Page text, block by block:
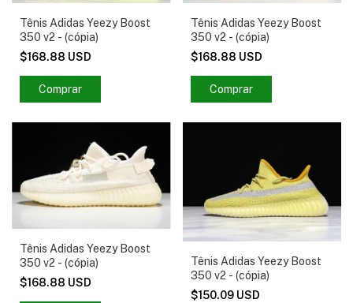
Tênis Adidas Yeezy Boost
350 v2 - (cópia)
$168.88 USD
Comprar
Tênis Adidas Yeezy Boost
350 v2 - (cópia)
$168.88 USD
Comprar
Tênis Adidas Yeezy Boost
350 v2 - (cópia)
$168.88 USD
Tênis Adidas Yeezy Boost
350 v2 - (cópia)
$150.09 USD